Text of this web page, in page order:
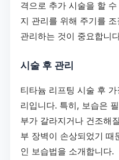
격으로 추가 시술을 할
지 관리를 위해 주기를
관리하는 것이 중요합니
시술 후 관리
티타늄 리프팅 시술 후
리입니다. 특히, 보습은
부가 갈라지거나 건조해
부 장벽이 손상되었기 때
인 보습법을 소개합니다.